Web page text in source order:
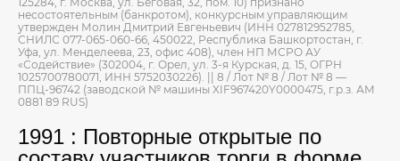
несостоятельным (банкротом), конкурсным управляющим
утвержден Молин Дмитрий Евгеньевич (ИНН 027812952785,
СНИЛС 077-065-060-66, 450022, Республика Башкортостан, г.
Уфа, ул. Менделеева, 23, офис 408), член НП МСРО АУ
«Содействие» (302004, г. Орел, ул. 3-я Курская, д. 15, ОГРН
1025700780071, ИНН 5752030226). || 8 / Лот № 8 / Лот № 8 —
ППЦ-96742 (заводской № машины XIF967420Y0000475, г.р.з. АМ
0881 89 RUS)
1991 : Повторные открытые по